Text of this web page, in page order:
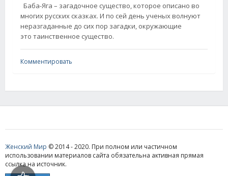
Баба-Яга – загадочное существо, которое описано во
многих русских сказках. И по сей день ученых волнуют
неразгаданные до сих пор загадки, окружающие
это таинственное существо.
Комментировать
Женский Мир © 2014 - 2020. При полном или частичном
использовании материалов сайта обязательна активная прямая
ссылка на источник.